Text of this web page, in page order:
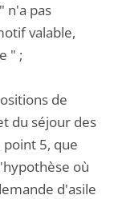
n'a pas
valable,
" ;
de
du séjour des
5, que
où
d'asile